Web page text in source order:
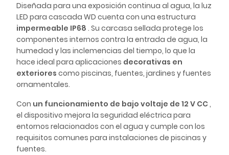
Diseñada para una exposición continua al agua, la luz
LED para cascada WD cuenta con una estructura
impermeable IP68 . Su carcasa sellada protege los
componentes internos contra la entrada de agua, la
humedad y las inclemencias del tiempo, lo que la
hace ideal para aplicaciones decorativas en
exteriores como piscinas, fuentes, jardines y fuentes
ornamentales.
Con un funcionamiento de bajo voltaje de 12 V CC,
el dispositivo mejora la seguridad eléctrica para
entornos relacionados con el agua y cumple con los
requisitos comunes para instalaciones de piscinas y
fuentes.